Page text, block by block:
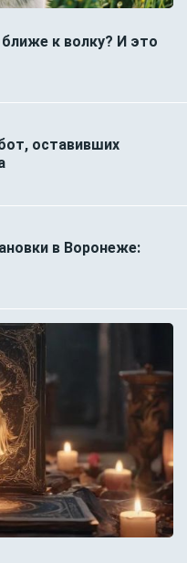
к волку? И это
оставивших
в Воронеже: